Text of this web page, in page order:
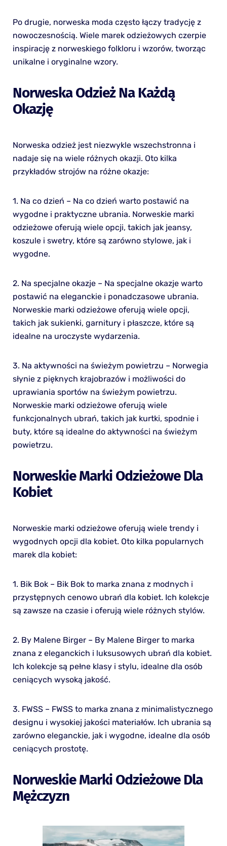
Po drugie, norweska moda często łączy tradycję z
nowoczesnością. Wiele marek odzieżowych czerpie
inspirację z norweskiego folkloru i wzorów, tworząc
unikalne i oryginalne wzory.
Norweska Odzież Na Każdą
Okazję
Norweska odzież jest niezwykle wszechstronna i
nadaje się na wiele różnych okazji. Oto kilka
przykładów strojów na różne okazje:
1. Na co dzień – Na co dzień warto postawić na
wygodne i praktyczne ubrania. Norweskie marki
odzieżowe oferują wiele opcji, takich jak jeansy,
koszule i swetry, które są zarówno stylowe, jak i
wygodne.
2. Na specjalne okazje – Na specjalne okazje warto
postawić na eleganckie i ponadczasowe ubrania.
Norweskie marki odzieżowe oferują wiele opcji,
takich jak sukienki, garnitury i płaszcze, które są
idealne na uroczyste wydarzenia.
3. Na aktywności na świeżym powietrzu – Norwegia
słynie z pięknych krajobrazów i możliwości do
uprawiania sportów na świeżym powietrzu.
Norweskie marki odzieżowe oferują wiele
funkcjonalnych ubrań, takich jak kurtki, spodnie i
buty, które są idealne do aktywności na świeżym
powietrzu.
Norweskie Marki Odzieżowe Dla
Kobiet
Norweskie marki odzieżowe oferują wiele trendy i
wygodnych opcji dla kobiet. Oto kilka popularnych
marek dla kobiet:
1. Bik Bok – Bik Bok to marka znana z modnych i
przystępnych cenowo ubrań dla kobiet. Ich kolekcje
są zawsze na czasie i oferują wiele różnych stylów.
2. By Malene Birger – By Malene Birger to marka
znana z eleganckich i luksusowych ubrań dla kobiet.
Ich kolekcje są pełne klasy i stylu, idealne dla osób
ceniących wysoką jakość.
3. FWSS – FWSS to marka znana z minimalistycznego
designu i wysokiej jakości materiałów. Ich ubrania są
zarówno eleganckie, jak i wygodne, idealne dla osób
ceniących prostotę.
Norweskie Marki Odzieżowe Dla
Mężczyzn